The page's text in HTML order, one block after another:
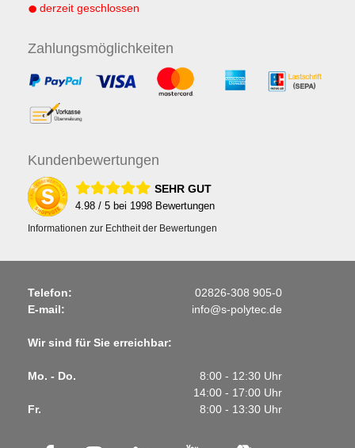
derzeit geschlossen
Zahlungsmöglichkeiten
Kundenbewertungen
SEHR GUT
4.98 / 5 bei 1998 Bewertungen
Informationen zur Echtheit der Bewertungen
Telefon:
02826-308 905-0
E-mail:
info@s-polytec.de
Wir sind für Sie erreichbar:
Mo. - Do.
8:00 - 12:30 Uhr
14:00 - 17:00 Uhr
Fr.
8:00 - 13:30 Uhr